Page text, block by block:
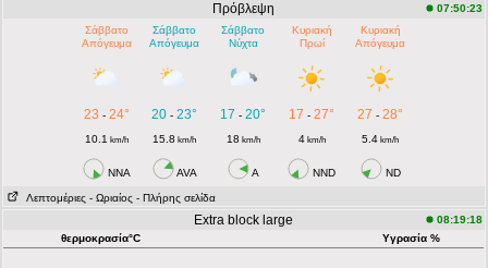
Πρόβλεψη
07:50:23
Σάββατο
Απόγευμα
Σάββατο
Απόγευμα
Σάββατο
Νύχτα
Κυριακή
Πρωί
Κυριακή
Απόγευμα
23 - 24° 20 -23° 17 -20° 17 -27° 27 -28°
10.1 km/h 15.8 km/h 18 km/h 4km/h 5.4 km/h
NNA AVA A NND ND
Λεπτομέριες - Ωριαίος - Πλήρης σελίδα
Extra block large
08:19:18
θερμοκρασία°C
Υγρασία %